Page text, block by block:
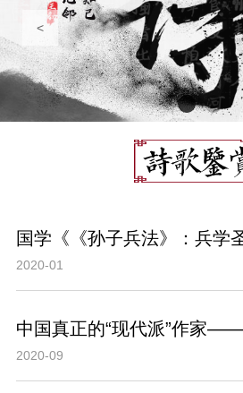
<
国学《《孙子兵法》：兵学
2020-01
中国真正的“现代派”作家
2020-09